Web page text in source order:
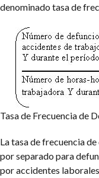
denominado tasa de
Tasa de Frecuenciade
La tasa de frecuencia
por separado para
por accidentes